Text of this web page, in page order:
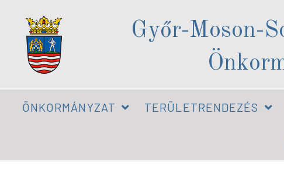
Győr-Moson-
ÖNKORMÁNYZAT TERÜLETRENDEZÉS